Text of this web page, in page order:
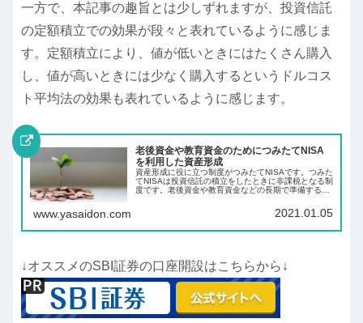
一方で、本記事の趣旨とは少しずれますが、投資信託
の定額積立での効果が段々と表れているように感じま
す。定額積立により、値が低いときにはたくさん購入
し、値が高いときには少なく購入するというドルコス
ト平均法の効果も表れているように感じます。
老後資金や教育資金のためにつみたてNISA
を利用した資産形成
資産形成に役に立つ制度がつみたてNISAです。つみた
てNISAは投資信託の積立をしたときに非課税となる制
度です。老後資金や教育資金などの長期で準備する必
www.yasaidon.com 2021.01.05
↓オススメのSBI証券の口座開設はこちらから↓